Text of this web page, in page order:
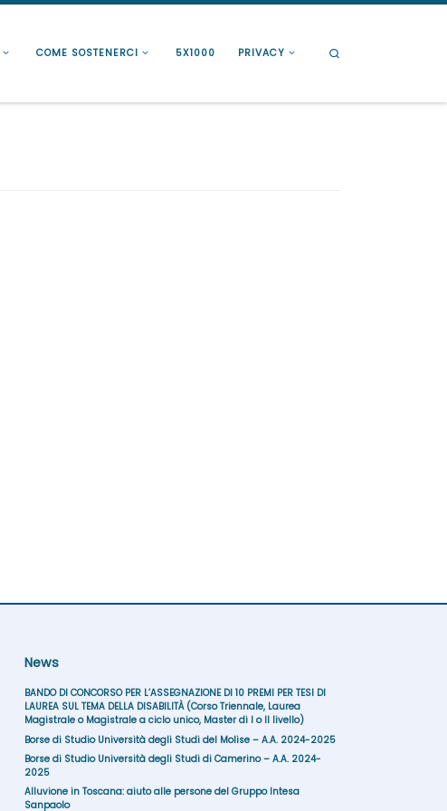
COME SOSTENERCI 5X1000 PRIVACY
News
BANDO DI CONCORSO PER L’ASSEGNAZIONE DI 10 PREMI PER TESI DI
LAUREA SUL TEMA DELLA DISABILITÀ (Corso Triennale, Laurea
Magistrale o Magistrale a ciclo unico, Master di I o II livello)
Borse di Studio Università degli Studi del Molise – A.A. 2024-2025
Borse di Studio Università degli Studi di Camerino – A.A. 2024-
2025
Alluvione in Toscana: aiuto alle persone del Gruppo Intesa
Sanpaolo